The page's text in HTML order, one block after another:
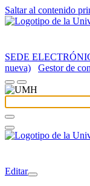
Saltar al contenido
SEDE
nueva)
Gestor de
Editar